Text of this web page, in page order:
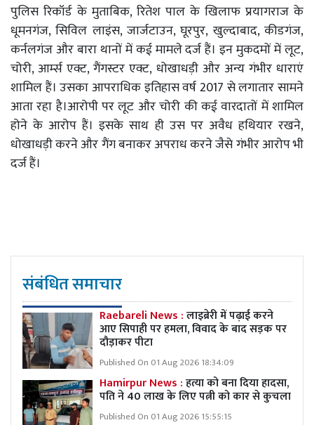
पुलिस रिकॉर्ड के मुताबिक, रितेश पाल के खिलाफ प्रयागराज के
धूमनगंज, सिविल लाइंस, जार्जटाउन, घूरपुर, खुल्दाबाद, कीडगंज,
कर्नलगंज और बारा थानों में कई मामले दर्ज हैं। इन मुकदमों में लूट,
चोरी, आर्म्स एक्ट, गैंगस्टर एक्ट, धोखाधड़ी और अन्य गंभीर धाराएं
शामिल हैं। उसका आपराधिक इतिहास वर्ष 2017 से लगातार सामने
आता रहा है।आरोपी पर लूट और चोरी की कई वारदातों में शामिल
होने के आरोप हैं। इसके साथ ही उस पर अवैध हथियार रखने,
धोखाधड़ी करने और गैंग बनाकर अपराध करने जैसे गंभीर आरोप भी
दर्ज हैं।
संबंधित समाचार
Raebareli News :लाइब्रेरी में पढ़ाई करने
आए सिपाही पर हमला, विवाद के बाद सड़क पर
दौड़ाकर पीटा
Published On 01 Aug 2026 18:34:09
Hamirpur News :हत्या को बना दिया हादसा,
पति ने 40 लाख के लिए पत्नी को कार से कुचला
Published On 01 Aug 2026 15:55:15